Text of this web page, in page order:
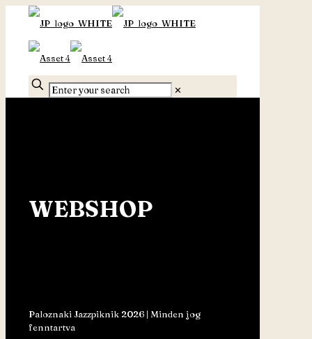
✕
WEBSHOP
Paloznaki Jazzpiknik 2026 | Minden jog
fenntartva